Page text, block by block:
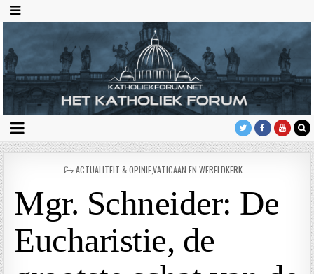
GEPLAATST
ACTUALITEIT & OPINIEVATICAAN EN WERELDKERK
Mgr. Schneider: De
Eucharistie, de